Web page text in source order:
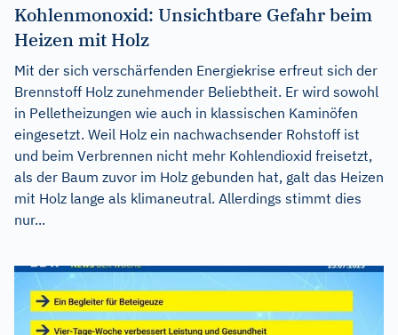
Kohlenmonoxid: Unsichtbare Gefahr beim
Heizen mit Holz
Mit der sich verschärfenden Energiekrise erfreut sich der
Brennstoff Holz zunehmender Beliebtheit. Er wird sowohl
in Pelletheizungen wie auch in klassischen Kaminöfen
eingesetzt. Weil Holz ein nachwachsender Rohstoff ist
und beim Verbrennen nicht mehr Kohlendioxid freisetzt,
als der Baum zuvor im Holz gebunden hat, galt das Heizen
mit Holz lange als klimaneutral. Allerdings stimmt dies
nur...